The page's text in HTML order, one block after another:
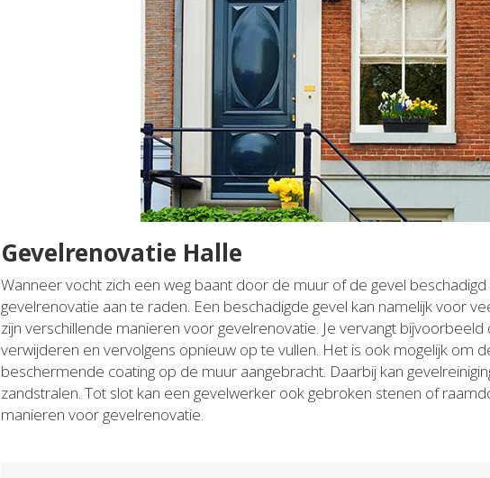
Gevelrenovatie Halle
Wanneer vocht zich een weg baant door de muur of de gevel
gevelrenovatie aan te raden. Een beschadigde gevel kan namelijk voor
zijn verschillende manieren voor gevelrenovatie. Je vervangt
verwijderen en vervolgens opnieuw op te vullen. Het is ook mogelijk om
beschermende coating op de muur aangebracht. Daarbij kan
zandstralen. Tot slot kan een gevelwerker ook gebroken stenen of
manieren voor gevelrenovatie.